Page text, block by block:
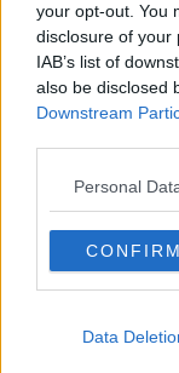
your opt-out. You
disclosure of your
IAB’s list of
also be disclosed
Downstream
Personal
CONFIRM
Data
"Restano territori
diminuisce e
crescenti difficoltà
nazionali. Ogni
disagi: un negozio
che chiude, un
aggiunge Franchi -
investire sulle
introduce criteri
Toscana la
nell’Elba,